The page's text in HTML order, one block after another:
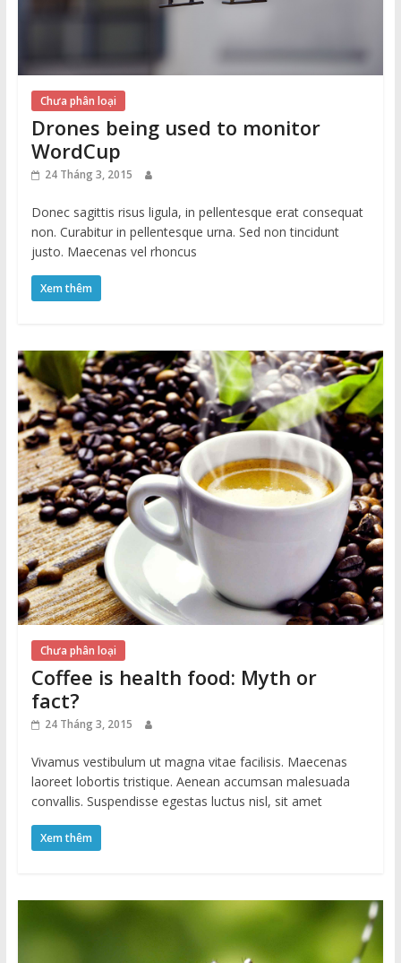
Chưa phân loại
Drones being used to monitor
WordCup
24 Tháng 3, 2015
Donec sagittis risus ligula, in pellentesque erat consequat
non. Curabitur in pellentesque urna. Sed non tincidunt
justo. Maecenas vel rhoncus
Xem thêm
Chưa phân loại
Coffee is health food: Myth or
fact?
24 Tháng 3, 2015
Vivamus vestibulum ut magna vitae facilisis. Maecenas
laoreet lobortis tristique. Aenean accumsan malesuada
convallis. Suspendisse egestas luctus nisl, sit amet
Xem thêm